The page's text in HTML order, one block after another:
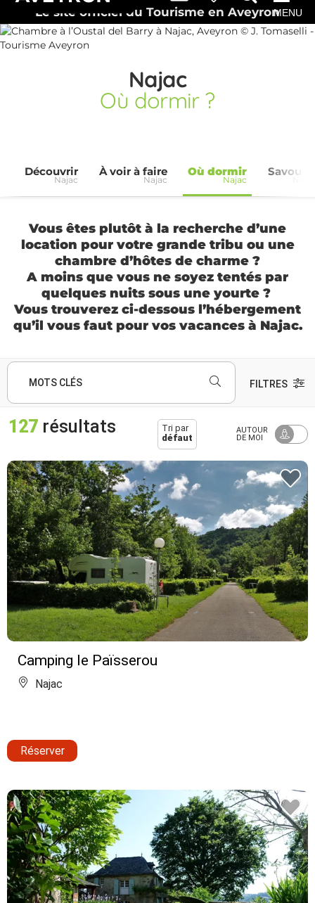
Le site officiel du Tourisme en AveyronMENU
Najac
Où dormir ?
Découvrir
Najac
À voir à faire
Najac
Où dormir
Najac
Vous êtes plutôt à la recherche d’une
location pour votre grande tribu ou une
chambre d’hôtes de charme ?
A moins que vous ne soyez tentés par
quelques nuits sous une yourte ?
Vous trouverez ci-dessous l’hébergement
qu’il vous faut pour vos vacances à Najac.
MOTS CLÉS FILTRES
127 résultats
Tri par
défaut
AUTOUR
DE MOI
Camping le Païsserou
Najac
Réserver